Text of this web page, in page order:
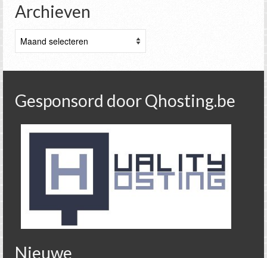
Archieven
Gesponsord door Qhosting.be
Nieuwe